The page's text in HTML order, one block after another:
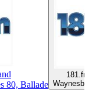
80, Ballade